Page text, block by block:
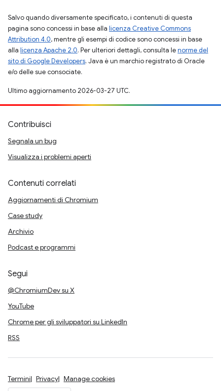
Salvo quando diversamente specificato, i contenuti di questa
pagina sono concessi in base alla licenza Creative Commons
Attribution 4.0, mentre gli esempi di codice sono concessi in base
alla licenza Apache 2.0. Per ulteriori dettagli, consulta lenorme del
sito di Google Developers. Java è un marchio registrato di Oracle
e/o delle sue consociate.
Ultimo aggiornamento 2026-03-27 UTC.
Contribuisci
Segnala un bug
Visualizza i problemi aperti
Contenuti correlati
Aggiornamenti di Chromium
Case study
Archivio
Podcast e programmi
Segui
@ChromiumDev su X
YouTube
Chrome per gli sviluppatori su LinkedIn
RSS
Termini Privacy Manage cookies